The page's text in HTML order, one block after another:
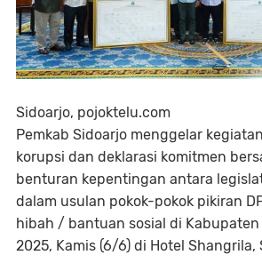
Sidoarjo, pojoktelu.com
Pemkab Sidoarjo menggelar
korupsi dan deklarasi komitmen
benturan kepentingan antara
dalam usulan pokok-pokok pikiran
hibah / bantuan sosial di
2025, Kamis (6/6) di Hotel Shangrila,